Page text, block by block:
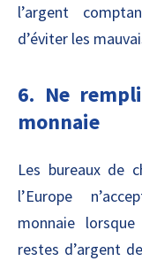
l’argent
d’éviter les
6. Ne
monnaie
Les bureaux de
l’Europe
monnaie
restes d’argent